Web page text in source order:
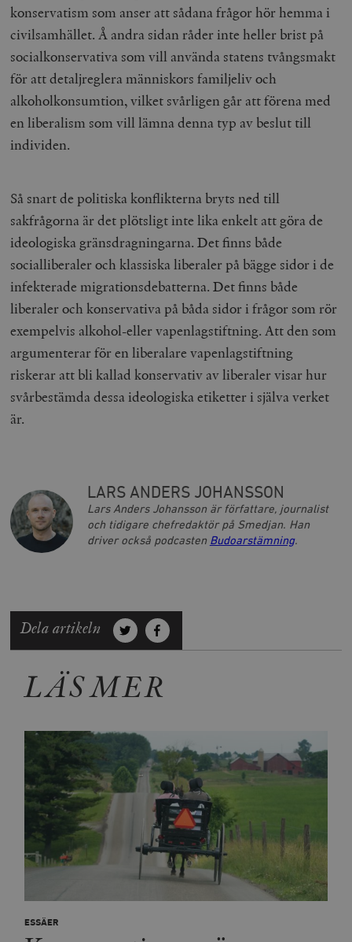
konservatism som anser att sådana frågor hör hemma i
civilsamhället. Å andra sidan råder inte heller brist på
socialkonservativa som vill använda statens tvångsmakt
för att detaljreglera människors familjeliv och
alkoholkonsumtion, vilket svårligen går att förena med
en liberalism som vill lämna denna typ av beslut till
individen.
Så snart de politiska konflikterna bryts ned till
sakfrågorna är det plötsligt inte lika enkelt att göra de
ideologiska gränsdragningarna. Det finns både
socialliberaler och klassiska liberaler på bägge sidor i de
infekterade migrationsdebatterna. Det finns både
liberaler och konservativa på båda sidor i frågor som rör
exempelvis alkohol-eller vapenlagstiftning. Att den som
argumenterar för en liberalare vapenlagstiftning
riskerar att bli kallad konservativ av liberaler visar hur
svårbestämda dessa ideologiska etiketter i själva verket
är.
LARS ANDERS JOHANSSON
Lars Anders Johansson är författare, journalist
och tidigare chefredaktör på Smedjan. Han
driver också podcasten Budoarstämning.
Dela artikeln
LÄS MER
ESSÄER